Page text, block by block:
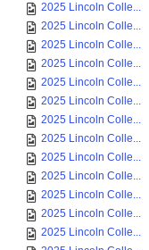
2025 Lincoln Colle...
2025 Lincoln Colle...
2025 Lincoln Colle...
2025 Lincoln Colle...
2025 Lincoln Colle...
2025 Lincoln Colle...
2025 Lincoln Colle...
2025 Lincoln Colle...
2025 Lincoln Colle...
2025 Lincoln Colle...
2025 Lincoln Colle...
2025 Lincoln Colle...
2025 Lincoln Colle...